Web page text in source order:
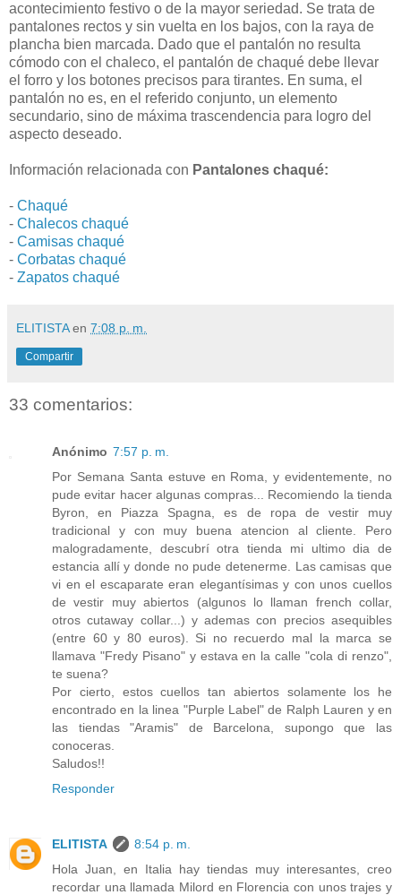
acontecimiento festivo o de la mayor seriedad. Se trata de
pantalones rectos y sin vuelta en los bajos, con la raya de
plancha bien marcada. Dado que el pantalón no resulta
cómodo con el chaleco, el pantalón de chaqué debe llevar
el forro y los botones precisos para tirantes. En suma, el
pantalón no es, en el referido conjunto, un elemento
secundario, sino de máxima trascendencia para logro del
aspecto deseado.
Información relacionada con Pantalones chaqué:
- Chaqué
- Chalecos chaqué
- Camisas chaqué
- Corbatas chaqué
- Zapatos chaqué
ELITISTA en 7:08 p. m.
Compartir
33 comentarios:
Anónimo 7:57 p. m.
Por Semana Santa estuve en Roma, y evidentemente, no
pude evitar hacer algunas compras... Recomiendo la tienda
Byron, en Piazza Spagna, es de ropa de vestir muy
tradicional y con muy buena atencion al cliente. Pero
malogradamente, descubrí otra tienda mi ultimo dia de
estancia allí y donde no pude detenerme. Las camisas que
vi en el escaparate eran elegantísimas y con unos cuellos
de vestir muy abiertos (algunos lo llaman french collar,
otros cutaway collar...) y ademas con precios asequibles
(entre 60 y 80 euros). Si no recuerdo mal la marca se
llamava "Fredy Pisano" y estava en la calle "cola di renzo",
te suena?
Por cierto, estos cuellos tan abiertos solamente los he
encontrado en la linea "Purple Label" de Ralph Lauren y en
las tiendas "Aramis" de Barcelona, supongo que las
conoceras.
Saludos!!
Responder
ELITISTA
8:54 p. m.
Hola Juan, en Italia hay tiendas muy interesantes, creo
recordar una llamada Milord en Florencia con unos trajes y